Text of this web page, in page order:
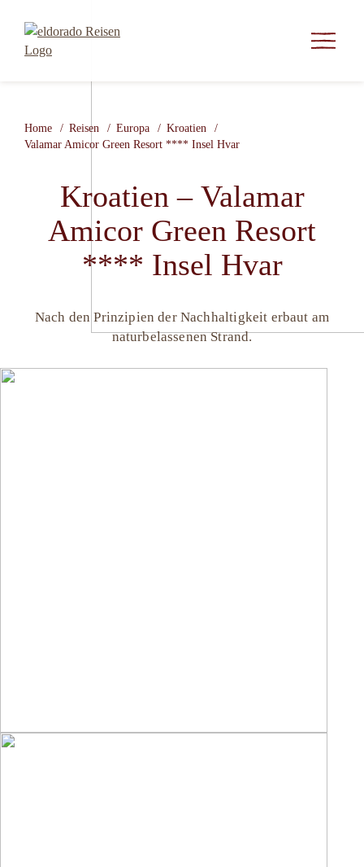
Home Reisen Europa
Kroatien
Valamar Amicor Green Resort **** Insel Hvar
Kroatien – Valamar
Amicor Green Resort
**** Insel Hvar
Nach den Prinzipien der Nachhaltigkeit erbaut am
naturbelassenen Strand.